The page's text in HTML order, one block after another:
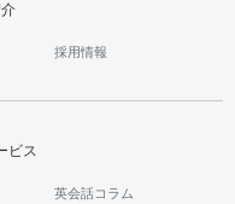
採用情報
ビス
英会話コラム